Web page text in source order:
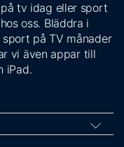
tv idag eller sport
oss. Bläddra i
på TV månader
vi även appar till
iPad.